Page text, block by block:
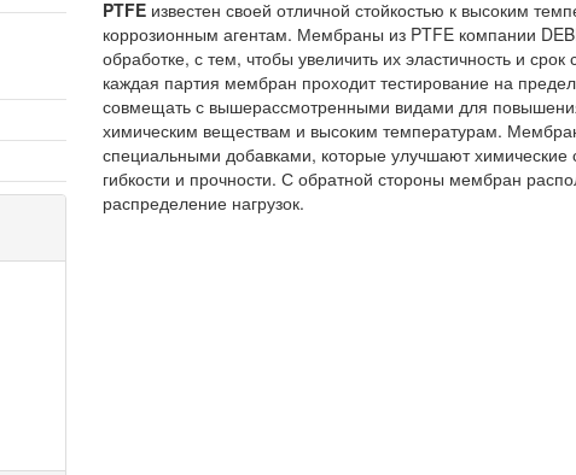
PTFEизвестен своей отличной стойкостью к высоким
коррозионным агентам. Мембраны из PTFE компании
обработке, с тем, чтобы увеличить их эластичность и
каждая партия мембран проходит тестирование на
совмещать с вышерассмотренными видами для
химическим веществам и высоким температурам.
специальными добавками, которые улучшают химические
гибкости и прочности. С обратной стороны мембран
распределение нагрузок.